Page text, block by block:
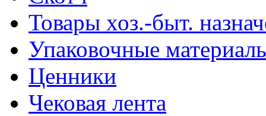
Товары хоз.-быт.
Упаковочные
Ценники
Чековая лента